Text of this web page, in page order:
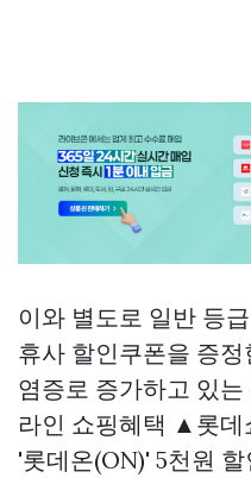
이와 별도로 일반 등
휴사 할인쿠폰을 증
염증로 증가하고 있
라인 쇼핑혜택 ▲롯데
'롯데온(ON)' 5천원